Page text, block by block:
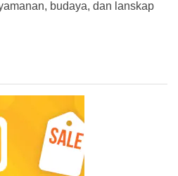
budaya, dan lanskap